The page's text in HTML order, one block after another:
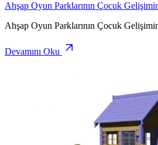
Ahşap Oyun Parklarının Çocuk
Ahşap Oyun Parklarının Çocuk
Devamını Oku